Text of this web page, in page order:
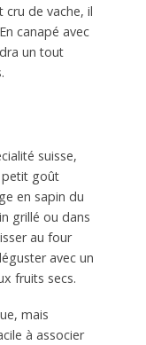
cru de vache, il
canapé avec
un tout
suisse,
petit goût
en sapin du
grillé ou dans
au four
avec un
fruits secs.
mais
à associer